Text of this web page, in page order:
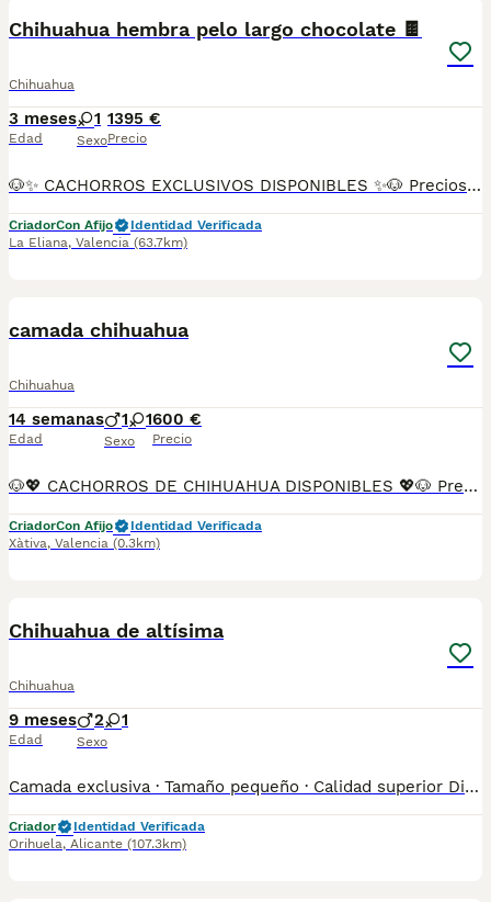
Chihuahua hembra pelo largo chocolate 🍫
Chihuahua
3 meses
Edad
1
Sexo
1395 €
Precio
🐶✨ CACHORROS EXCLUSIVOS DISPONIBLES ✨🐶 Preciosos cachorros criados en ambiente familiar, rodeados de amor y cuidados desde el primer día ❤️ Totalmente socializados, cariñosos y acostumbrados al contacto con personas. 📦 Se entregan con todas las garantías: ✔️ Cartilla sanitaria ✔️ Vacunación al día 💉 ✔️ Desparasitación completa ✅ ✔️ Garantía vírica 😷 ✔️ Garantía congénita 👌 ✔️ Contrato de entrega ✍️ 📸 Síguenos en Instagram: @fincapaunais para ver fotos y vídeos reales ⚠️ Disponibilidad limitada ⚠️ Se reservan rápido. 📲 Contacto directo por WhatsApp: 671 454 202 Solo personas responsables
CriadorCon Afijo
Identidad Verificada
La Eliana, Valencia (63.7km)
camada chihuahua
Chihuahua
14 semanas
Edad
1 1
Sexo
600 €
Precio
🐶💖 CACHORROS DE CHIHUAHUA DISPONIBLES 💖🐶 Preciosa camada de Chihuahua nacida el 30 de abril, criada con dedicación y cariño en un entorno familiar, donde los cachorros reciben una correcta socialización desde sus primeras semanas de vida. ✅ Pedigree ✅ Vacunas correspondientes a su edad ✅ Desparasitados ✅ Revisión veterinaria ✅ Cartilla sanitaria ✅ Núcleo Zoológico autorizado ✅ Cría familiar 🐾 Disponibles machos y hembras. 🐾 Acostumbrados al contacto diario con personas. 🐾 Carácter alegre, cariñoso y muy sociable. El Chihuahua es una raza pequeña pero llena de personalidad. Destaca por su inteligencia, fidelidad y gran apego a su familia, convirtiéndose en un compañero ideal tanto para familias como para personas que buscan un perro de compañía. 🏆 Los padres proceden de líneas seleccionadas y destacan por su excelente carácter, buena salud y tipicidad racial. ❤️ Criados en casa con los mejores cuidados. ❤️ Muy despiertos, juguetones y afectuosos. ❤️ Perfectos para convivencia familiar. 💶 Precio: desde 600 € hasta 800 €. 📸 Disponemos de fotografías, vídeos e información detallada de los cachorros y sus progenitores. 📩 Contacta sin compromiso para más información, disponibilidad o para reservar tu cachorro. Buscamos familias responsables que ofrezcan a nuestros pequeños un hogar lleno de amor y cuidados.
CriadorCon Afijo
Identidad Verificada
Xàtiva, Valencia (0.3km)
Chihuahua de altísima
Chihuahua
9 meses
Edad
2 1
Sexo
Camada exclusiva · Tamaño pequeño · Calidad superior Disponibles cachorros Chihuahua de altísima calidad, EXCLUSIVAMENTE BAJO RESERVA, criados en entorno familiar, con especial atención a la salud, el carácter y la tipicidad de la raza. Cachorros con excelente estructura, carita bien definida, ojos expresivos y carácter dulce y equilibrado, ideales para familias exigentes que buscan un compañero pequeño, elegante y muy cariñoso. 🔒 Sistema de reserva Reserva previa obligatoria Camada limitada Asignación por orden de reserva Fotos y vídeos actualizados para interesados reales ✅ Estado sanitario garantizado Desparasitados interna y externamente Vacunados según edad Cartilla veterinaria oficial Revisiones veterinarias al día 🏥 Entrega profesional Entrega en clínica veterinaria Posibilidad de entrega en toda España Se pueden ver sin compromiso (previa cita) 🐶 Crianza responsable y premium Cachorros correctamente socializados desde pequeños, con carácter equilibrado, perfectos como perros de compañía de alto nivel. 📌 SOLO PERSONAS SERIAS 📌 Chihuahua PREMIUM – NO VENTA MASIVA 📌 Reservas abiertas – quedan pocas plazas 📞 Deje su número de teléfono y le explicamos condiciones de reserva, disponibilidad y fechas de entrega.
Criador
Identidad Verificada
Orihuela, Alicante (107.3km)